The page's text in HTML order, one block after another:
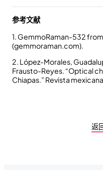
参考文献
1. GemmoRaman-532
(gemmoraman.com).
2. López-Morales,
Frausto-Reyes. “Optical
Chiapas.” Revista
返